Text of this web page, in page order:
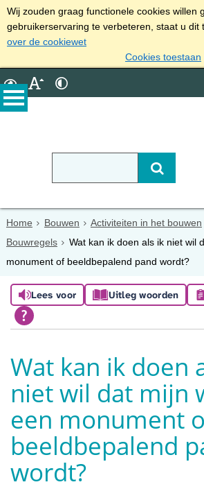
Wij zouden graag functionele cookies willen
gebruikerservaring te verbeteren, staat u dit
over de cookiewet
Cookies toestaan
Home Bouwen Activiteiten in het bouwen
Bouwregels
Wat kan ik doen als ik niet wil
monument of beeldbepalend pand wordt?
Lees voor Uitleg woorden
Wat kan ik doen
niet wil dat mijn
een monument
beeldbepalend
wordt?